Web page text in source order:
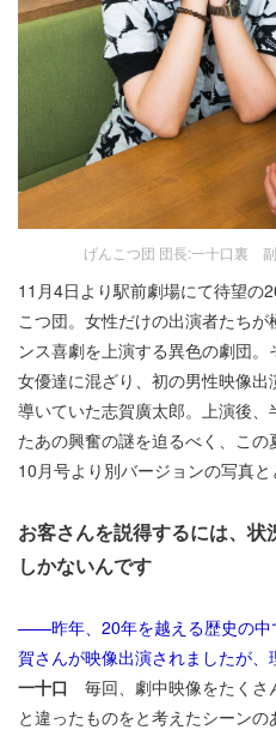
げんこつ団 団長:一十口裏
11月4日より駅前劇場にて待望の
こつ団。女性だけの出演者たち
ンス喜劇を上演する異色の劇団。
女優達に混ざり、初の男性映像
導いていた志賀廣太郎。上演後
たあの興奮の謎を迫るべく、この
10月号より別バージョンの写真と
お客さんを説得するには、
しかないんです
——昨年、20年を越える歴史の中
賀さんが映像出演されましたが
一十口 毎回、劇中映像をたくさ
と違ったものをと考えたシーン